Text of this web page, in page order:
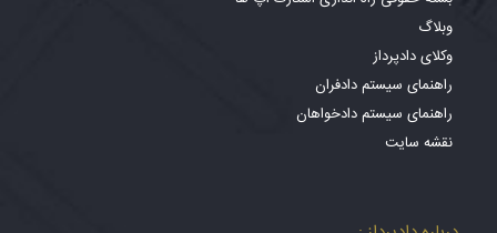
وبلاگ
وکلای دادپرداز
راهنمای سیستم دادفران
راهنمای سیستم دادخواهان
نقشه سایت